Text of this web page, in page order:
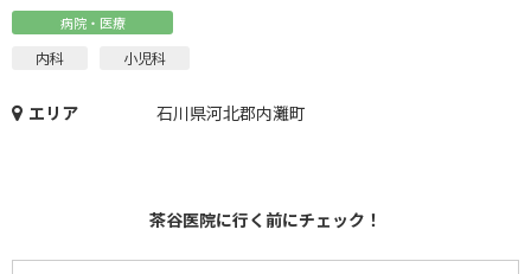
病院・医療
内科 小児科
エリア 石川県河北郡内灘町
茶谷医院に行く前にチェック！